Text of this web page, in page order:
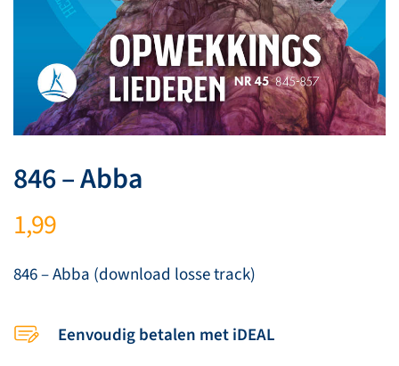
846 – Abba
1,99
846 – Abba (download losse track)
Eenvoudig betalen met iDEAL